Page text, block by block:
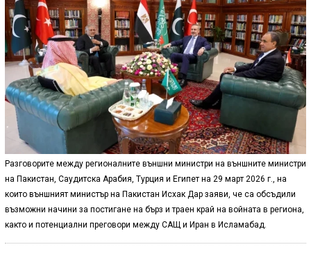
Разговорите между регионалните външни министри на външните министри
на Пакистан, Саудитска Арабия, Турция и Египет на 29 март 2026 г., на
които външният министър на Пакистан Исхак Дар заяви, че са обсъдили
възможни начини за постигане на бърз и траен край на войната в региона,
както и потенциални преговори между САЩ и Иран в Исламабад.